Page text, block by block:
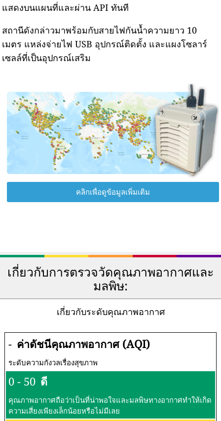
แสดงบนแผนที่และผ่าน API ทันที
สถานีดังกล่าวมาพร้อมกับสายไฟกันน้ำความยาว 10
เมตร แหล่งจ่ายไฟ USB อุปกรณ์ติดตั้ง และแผงโซลาร์
เซลล์ที่เป็นอุปกรณ์เสริม
คลิกเพื่อดูข้อมูลเพิ่มเติม
เกี่ยวกับการตรวจวัดคุณภาพอากาศและ
มลพิษ:
เกี่ยวกับระดับคุณภาพอากาศ
- ค่าดัชนีคุณภาพอากาศ (AQI)
ระดับความกังวลเรื่องสุขภาพ
0 - 50 ดี
คุณภาพอากาศถือว่าเป็นที่น่าพอใจและมลพิษทางอากาศทำให้เกิด
ความเสี่ยงเพียงเล็กน้อยหรือไม่มีเลย